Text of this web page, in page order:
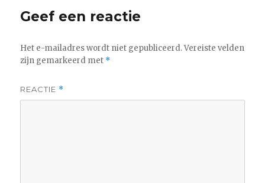
Geef een reactie
Het e-mailadres wordt niet gepubliceerd. Vereiste velden
zijn gemarkeerd met *
REACTIE *